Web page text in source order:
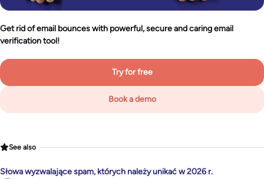
Get rid of email bounces with powerful, secure and caring email
verification tool!
Try for free
Book a demo
See also
Słowa wyzwalające spam, których należy unikać w 2026 r.